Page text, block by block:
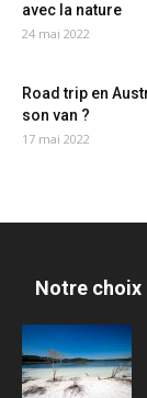
avec la nature
24 mai 2022
Road trip en
son van ?
17 mai 2022
Notre